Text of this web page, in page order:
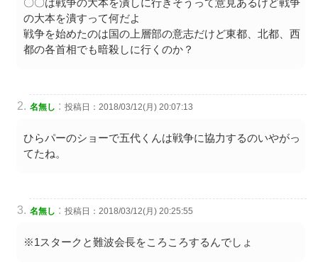
の大本を潰すって何だよ
戦争を始めたのは国の上層部の意志だけど東都、北都、西
都の各首相でも暗殺しに行くのか？
名無し : 投稿日：2018/03/12(月) 20:07:13
ひらパーのショーで五代くんは戦争に協力するのいやがっ
てたね。
名無し : 投稿日：2018/03/12(月) 20:25:55
※1スタークと難波会長をころころするんでしょ